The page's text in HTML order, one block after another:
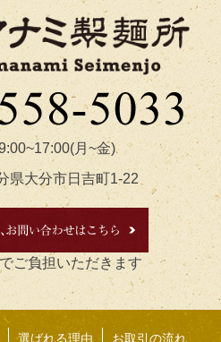
月~金)
県大分市日吉町1-22
ご負担いただきます
選ばれる理由 お取引の流れ